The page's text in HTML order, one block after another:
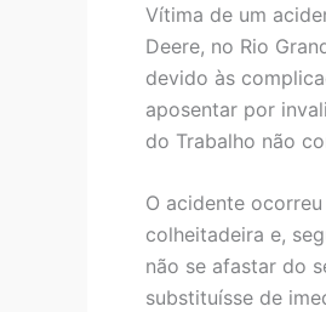
Vítima de um
Deere, no Rio
devido às
aposentar por
do Trabalho não
O acidente
colheitadeira e,
não se afastar do
substituísse de